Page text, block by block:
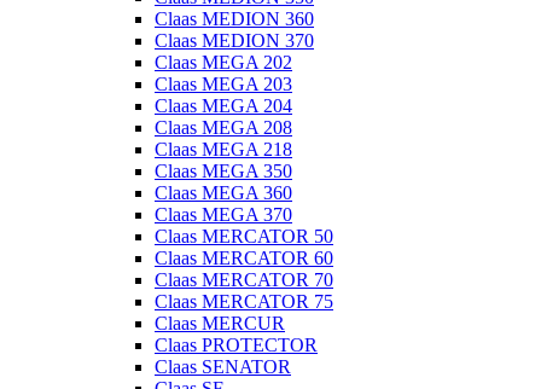
Claas MEDION 360
Claas MEDION 370
Claas MEGA 202
Claas MEGA 203
Claas MEGA 204
Claas MEGA 208
Claas MEGA 218
Claas MEGA 350
Claas MEGA 360
Claas MEGA 370
Claas MERCATOR 50
Claas MERCATOR 60
Claas MERCATOR 70
Claas MERCATOR 75
Claas MERCUR
Claas PROTECTOR
Claas SENATOR